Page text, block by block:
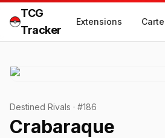
TCG
Tracker
Extensions
Destined Rivals · #186
Crabaraque